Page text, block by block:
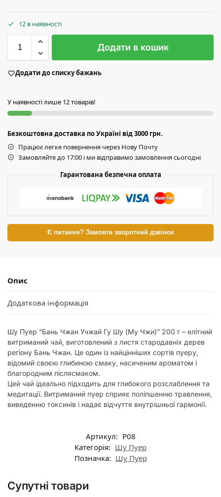
12 в наявності
Додати в кошик
Додати до списку бажань
У наявності лише 12 товарів!
Безкоштовна доставка по Україні від 3000 грн.
Працює легке повернення через Нову Почту
Замовляйте до 17:00 і ми відправимо замовлення сьогодні
Гарантована безпечна оплата
Є питання? Замовте зворотний дзвінок
Опис
Додаткова інформація
Шу Пуер “Бань Чжан Учжай Гу Шу (Му Чжи)” 200 г – елітний
витриманий чай, виготовлений з листя стародавніх дерев
регіону Бань Чжан. Це один із найцінніших сортів пуеру,
відомий своєю глибиною смаку, насиченим ароматом і
благородним післясмаком.
Цей чай ідеально підходить для глибокого розслаблення та
медитації. Витриманий пуер сприяє поліпшенню травлення,
виведенню токсинів і надає відчуття внутрішньої гармонії.
Артикул: P08
Категорія: Шу Пуер
Позначка: Шу Пуер
Супутні товари